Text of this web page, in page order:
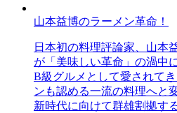
山本益博のラーメン革命！
日本初の料理評論家、山本
が「美味しい革命」の渦中
B級グルメとして愛されて
ンも認める一流の料理へと
新時代に向けて群雄割拠す